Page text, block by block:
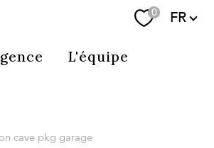
0 Langue
FR
L'équipe
cave pkg garage